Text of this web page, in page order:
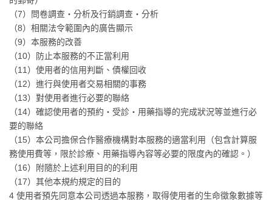
（7）問卷調查・分析及行銷調查・分析
（8）相關法令範圍內的廣告顯示
（9）本服務的改善
（10）防止本服務的不正當利用
（11）使用者的信用判斷、債權回收
（12）進行與使用者交易相關的事務
（13）對使用者進行必要的聯絡
（14）確認使用者的預約・受診・用藥指導的完成狀況等並進行必
要的聯絡
（15）本公司擔保合作醫療機構對本服務的適當利用（包含計算服
務使用費等，限於診療、用藥指導內容等必要的限度內的確認。）
（16）附隨於上述利用目的的利用
（17）其他本規約規定的目的
4 使用者預先同意本公司透過本服務，取得使用者的生命徵象數據等